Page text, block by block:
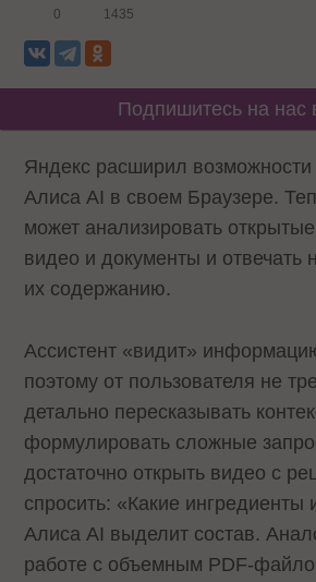
0 1435
Подпишитесь на нас
Яндекс расширил возможности
Алиса AI в своем Браузере.
может анализировать
видео и документы и отвечать
их содержанию.
Ассистент «видит»
поэтому от пользователя не
детально пересказывать
формулировать сложные
достаточно открыть видео с
спросить: «Какие ингредиенты
Алиса AI выделит состав.
работе с объемным